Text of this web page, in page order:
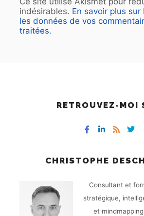
indésirables. En savoir plus
les données de vos
traitées.
RETROUVEZ-MOI
CHRISTOPHE
Consultant et
stratégique,
et